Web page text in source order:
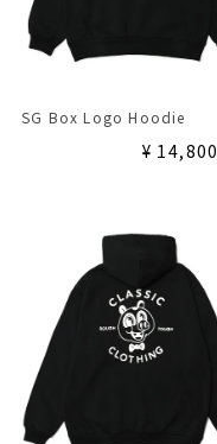
SG Box Logo Hoodie
¥ 14,800